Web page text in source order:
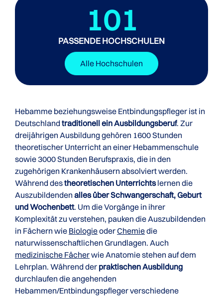
101
PASSENDE HOCHSCHULEN
Alle Hochschulen
Hebamme beziehungsweise Entbindungspfleger ist in
Deutschland traditionell ein Ausbildungsberuf. Zur
dreijährigen Ausbildung gehören 1600 Stunden
theoretischer Unterricht an einer Hebammenschule
sowie 3000 Stunden Berufspraxis, die in den
zugehörigen Krankenhäusern absolviert werden.
Während destheoretischen Unterrichtslernen die
Auszubildenden alles über Schwangerschaft, Geburt
und Wochenbett. Um die Vorgänge in ihrer
Komplexität zu verstehen, pauken die Auszubildenden
in Fächern wie BiologieoderChemiedie
naturwissenschaftlichen Grundlagen. Auch
medizinische Fächerwie Anatomie stehen auf dem
Lehrplan. Während der praktischen Ausbildung
durchlaufen die angehenden
Hebammen/Entbindungspfleger verschiedene